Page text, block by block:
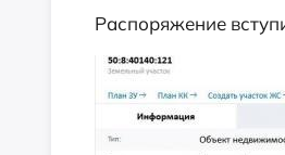
Распоряжение